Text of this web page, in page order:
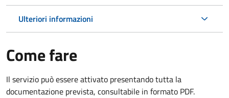
Ulteriori informazioni
Come fare
Il servizio può essere attivato presentando tutta la
documentazione prevista, consultabile in formato PDF.